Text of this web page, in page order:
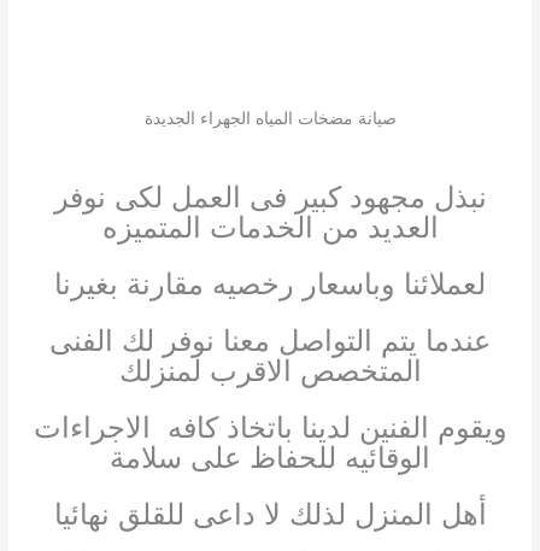
صيانة مضخات المياه الجهراء الجديدة
نبذل مجهود كبير فى العمل لكى نوفر
العديد من الخدمات المتميزه
لعملائنا وباسعار رخصيه مقارنة بغيرنا
عندما يتم التواصل معنا نوفر لك الفنى
المتخصص الاقرب لمنزلك
ويقوم الفنين لدينا باتخاذ كافه الاجراءات
الوقائيه للحفاظ على سلامة
أهل المنزل لذلك لا داعى للقلق نهائيا